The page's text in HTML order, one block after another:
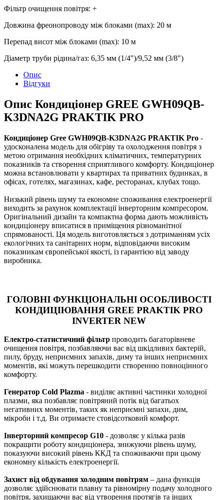
Фільтр очищення повітря: +
Довжина фреонопроводу між блоками (max): 20 м
Перепад висот між блоками (max): 10 м
Діаметр труби рідина/газ: 6,35 мм (1/4")/9,52 мм (3/8")
Опис
Відгуки
Опис Кондиціонер GREE GWH09QB-
K3DNA2G PRAKTIK PRO
Кондиціонер Gree GWH09QB-K3DNA2G PRAKTIK Pro -
удосконалена модель для обігріву та охолодження повітря з
метою отримання необхідних кліматичних, температурних
показників та створення сприятливого комфорту. Кондиціонер
можна встановлювати у квартирах та приватних будинках, в
офісах, готелях, магазинах, кафе, ресторанах, клубах тощо.
Низький рівень шуму та економне споживання електроенергії
виходить за рахунок комплектації інверторним компресором.
Оригінальний дизайн та компактна форма дають можливість
кондиціонеру вписатися в приміщення різноманітної
спрямованості. Ця модель виготовляється з дотриманням усіх
екологічних та санітарних норм, відповідаючи високим
показникам європейської якості, із гарантією від заводу
виробника.
ГОЛОВНІ ФУНКЦІОНАЛЬНІ ОСОБЛИВОСТІ
КОНДИЦІЮВАННЯ GREE PRAKTIK PRO
INVERTER NEW
Електро-статистичний фільтр проводить багаторівневе
очищення повітря, позбавляючи вас від шкідливих бактерій,
пилу, бруду, неприємних запахів, диму та інших неприємних
моментів, які можуть перешкодити створенню повноцінного
комфорту.
Генератор Cold Plazma - виділяє активні частинки холодної
плазми, яка позбавляє повітряний потік від багатьох
негативних моментів, таких як неприємні запахи, дим,
мікроби і т.д. Ви отримаєте стовідсотковий комфорт.
Інверторний компресор G10 - дозволяє у кілька разів
покращити роботу кондиціонера, знижуючи рівень шуму,
показуючи високий рівень ККД та споживаючи при цьому
економну кількість електроенергії.
Захист від обдування холодним повітрям – дана функція
дозволяє здійснювати плавну та рівномірну подачу холодного
повітря, захищаючи вас від утворення протягів та інших